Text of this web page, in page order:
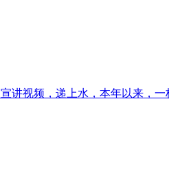
讲视频，递上水，本年以来，